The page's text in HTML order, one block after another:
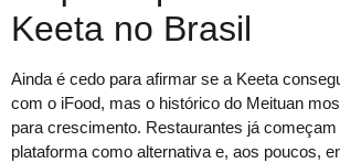
Keeta no Brasil
Ainda é cedo para afirmar se a Keeta
com o iFood, mas o histórico do Meituan
para crescimento. Restaurantes já
plataforma como alternativa e, aos poucos,